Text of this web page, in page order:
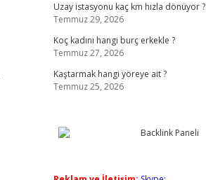
Uzay istasyonu kaç km hızla dönüyor ?
Temmuz 29, 2026
Koç kadını hangi burç erkekle ?
Temmuz 27, 2026
Kaştarmak hangi yöreye ait ?
Temmuz 25, 2026